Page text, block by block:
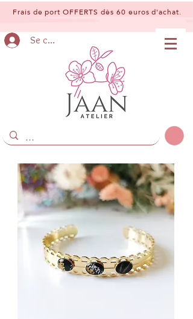
Frais de port OFFERTS dès 60 euros d'achat.
Se connecter